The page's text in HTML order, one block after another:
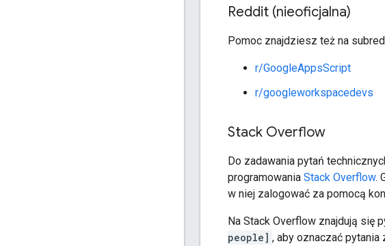
Reddit (nieoficjalna)
Pomoc znajdziesz też na
r/GoogleAppsScript
r/googleworkspacedevs
Stack Overflow
Do zadawania pytań
programowania Stack Overflow.
w niej zalogować za pomocą
Na Stack Overflow znajdują się
people] , aby oznaczać